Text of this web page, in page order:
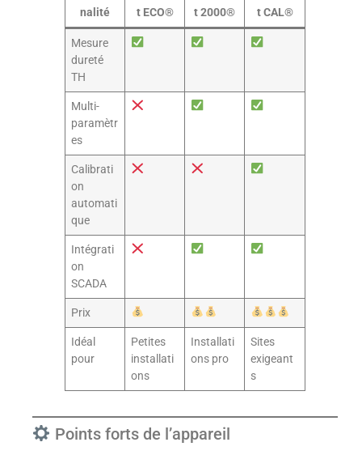
nalité
t ECO®
t 2000®
t CAL®
Mesure
dureté
TH
Multi-
paramètr
es
Calibrati
on
automati
que
Intégrati
on
SCADA
Prix
Idéal
pour
Petites
installati
ons
Installati
ons pro
Sites
exigeant
s
Points forts de l’appareil